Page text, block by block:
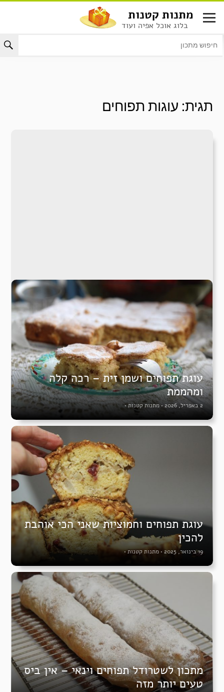
לתוכן
מתנות קטנות
בלוג אוכל אפיה ועוד
תגית: עוגות תפוחים
עוגת תפוחים ושמן זית – רכה קלה
ומהממת
2 באפריל, 2026 •מתנות קטנות•
עוגת תפוחים וחמוציות שאני הכי אוהבת
להכין
19 בינואר, 2025 • מתנות קטנות•
מתכון לשטרודל תפוחים וינאי – אין ביס
טעים יותר מזה